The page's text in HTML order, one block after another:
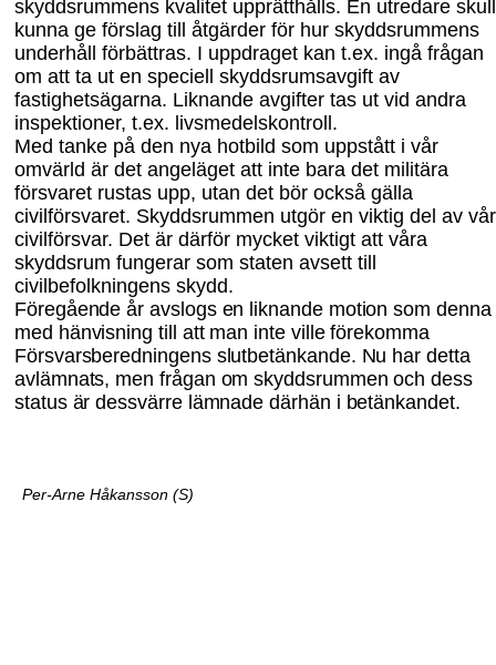
skyddsrummens kvalitet upprätthålls. En utredare
kunna ge förslag till åtgärder för hur skyddsrummens
underhåll förbättras. I uppdraget kan t.ex. ingå frågan
om att ta ut en speciell skyddsrumsavgift av
fastighetsägarna. Liknande avgifter tas ut vid andra
inspektioner, t.ex. livsmedelskontroll.
Med tanke på den nya hotbild som uppstått i vår
omvärld är det angeläget att inte bara det militära
försvaret rustas upp, utan det bör också gälla
civilförsvaret. Skyddsrummen utgör en viktig del av
civilförsvar. Det är därför mycket viktigt att våra
skyddsrum fungerar som staten avsett till
civilbefolkningens skydd.
Föregående år avslogs en liknande motion som denna
med hänvisning till att man inte ville förekomma
Försvarsberedningens slutbetänkande. Nu har detta
avlämnats, men frågan om skyddsrummen och dess
status är dessvärre lämnade därhän i betänkandet.
Per-Arne Håkansson (S)